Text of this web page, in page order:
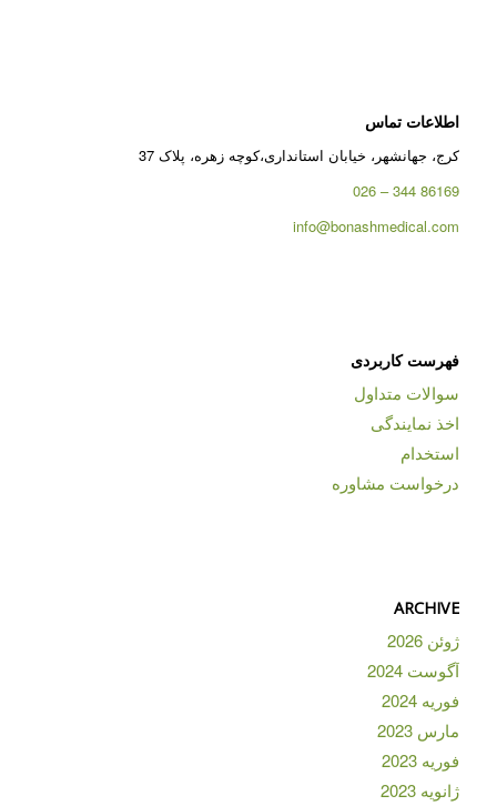
اطلاعات تماس
کرج، جهانشهر، خیابان استانداری،کوچه زهره، پلاک 37
86169 344 – 026
info@bonashmedical.com
فهرست کاربردی
سوالات متداول
اخذ نمایندگی
استخدام
درخواست مشاوره
ARCHIVE
ژوئن 2026
آگوست 2024
فوریه 2024
مارس 2023
فوریه 2023
ژانویه 2023